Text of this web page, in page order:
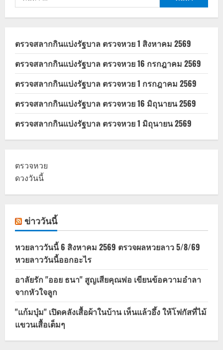
อันดับ
รางวัล
สุด
จึ้ง
สำหรับ:
ตรวจสลากกินแบ่งรัฐบาล ตรวจหวย 1 สิงหาคม 2569
ตรวจสลากกินแบ่งรัฐบาล ตรวจหวย 16 กรกฎาคม 2569
ตรวจสลากกินแบ่งรัฐบาล ตรวจหวย 1 กรกฎาคม 2569
ตรวจสลากกินแบ่งรัฐบาล ตรวจหวย 16 มิถุนายน 2569
ตรวจสลากกินแบ่งรัฐบาล ตรวจหวย 1 มิถุนายน 2569
ตรวจหวย
ดวงวันนี้
ข่าววันนี้
หวยลาววันนี้ 6 สิงหาคม 2569 ตรวจผลหวยลาว 5/8/69
หวยลาววันนี้ออกอะไร
อาลัยรัก "ออย ธนา" สูญเสียคุณพ่อ เขียนข้อความอำลา
จากหัวใจลูก
"แก้มบุ๋ม" เปิดคลังเสื้อผ้าในบ้าน เห็นแล้วอึ้ง ให้โฟกัสที่ไม้
แขวนเสื้อเต็มๆ